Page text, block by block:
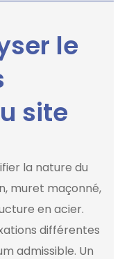
le
site
la nature du
muret maçonné,
en acier.
différentes
admissible. Un